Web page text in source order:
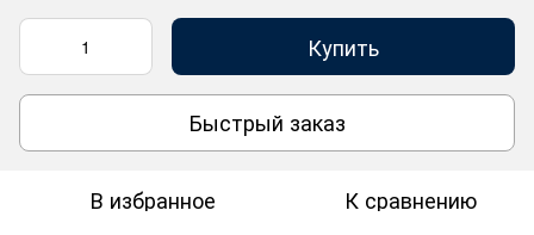
Купить
Быстрый заказ
В избранное К сравнению